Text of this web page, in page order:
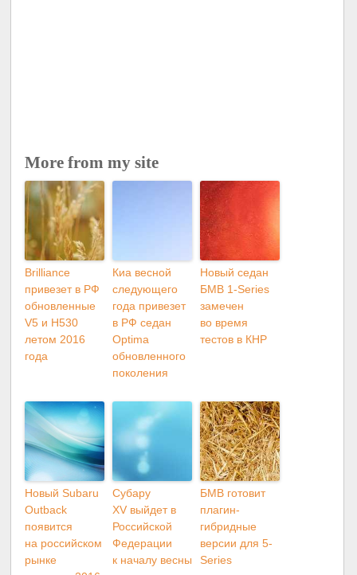
More from my site
Brilliance
привезет в РФ
обновленные
V5 и H530
летом 2016
года
Киа весной
следующего
года привезет
в РФ седан
Optima
обновленного
поколения
Новый седан
БМВ 1-Series
замечен
во время
тестов в КНР
Новый Subaru
Outback
появится
на российском
рынке
Субару
XV выйдет в
Российской
Федерации
к началу весны
БМВ готовит
плагин-
гибридные
версии для 5-
Series